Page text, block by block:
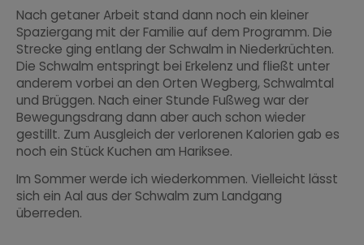
Nach getaner Arbeit stand dann noch ein kleiner
Spaziergang mit der Familie auf dem Programm. Die
Strecke ging entlang der Schwalm in Niederkrüchten.
Die Schwalm entspringt bei Erkelenz und fließt unter
anderem vorbei an den Orten Wegberg, Schwalmtal
und Brüggen. Nach einer Stunde Fußweg war der
Bewegungsdrang dann aber auch schon wieder
gestillt. Zum Ausgleich der verlorenen Kalorien gab es
noch ein Stück Kuchen am Hariksee.
Im Sommer werde ich wiederkommen. Vielleicht lässt
sich ein Aal aus der Schwalm zum Landgang
überreden.